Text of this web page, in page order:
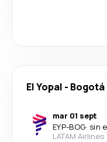
El Yopal - Bogotá
mar 01 sept
EYP-BOG· sin
LATAM Airlines